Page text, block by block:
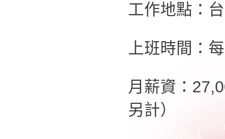
工作地點：
上班時間：
月薪資：
另計）